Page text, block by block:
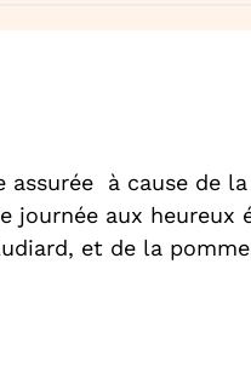
à cause de
journée aux heureux
et de la